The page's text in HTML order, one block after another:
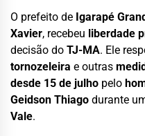
O prefeito de Igarapé
Xavier, recebeu liberdade
decisão do TJ-MA. Ele
tornozeleira e outras
desde 15 de julho pelo
Geidson Thiago durante
Vale.